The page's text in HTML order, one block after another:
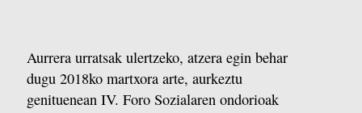
Aurrera urratsak ulertzeko, atzera egin behar
dugu 2018ko martxora arte, aurkeztu
genituenean IV. Foro Sozialaren ondorioak